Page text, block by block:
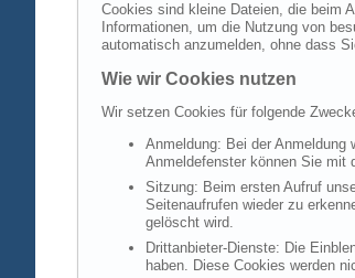
Cookies sind kleine Dateien, die beim
Informationen, um die Nutzung von
automatisch anzumelden, ohne dass
Wie wir Cookies nutzen
Wir setzen Cookies für folgende
Anmeldung: Bei der
Anmeldefenster können Sie mit
Sitzung: Beim ersten Aufruf
Seitenaufrufen wieder zu
gelöscht wird.
Drittanbieter-Dienste: Die
haben. Diese Cookies werden